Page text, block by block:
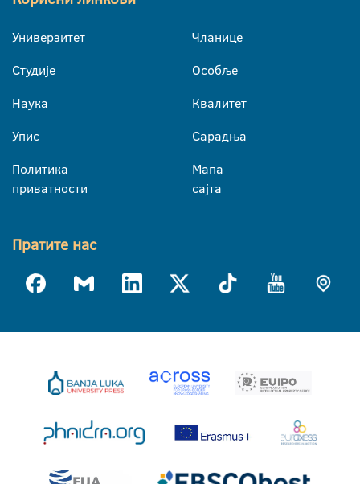
Универзитет
Студије
Наука
Упис
Политика
приватности
Чланице
Особље
Квалитет
Сарадња
Мапа
сајта
Пратите нас